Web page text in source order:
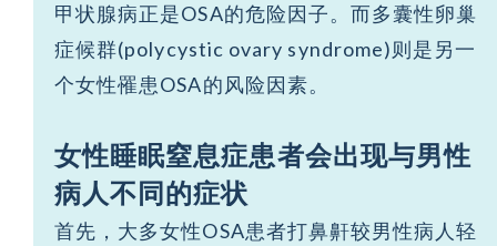
甲状腺病正是OSA的危险因子。而多囊性卵巢
症候群(polycystic ovary syndrome)则是另一
个女性罹患OSA的风险因素。
女性睡眠窒息症患者会出现与男性
病人不同的症状
首先，大多女性OSA患者打鼻鼾较男性病人轻